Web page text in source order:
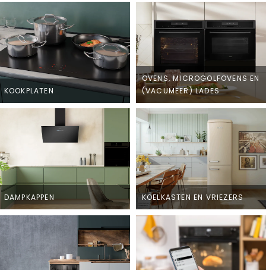
KOOKPLATEN
OVENS, MICROGOLFOVENS EN
(VACUMEER) LADES
DAMPKAPPEN KOELKASTEN EN VRIEZERS